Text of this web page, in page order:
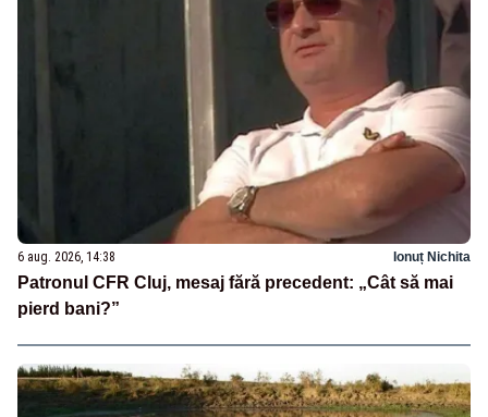
6 aug. 2026, 14:38 Ionuț Nichita
Patronul CFR Cluj, mesaj fără precedent: „Cât să mai
pierd bani?”